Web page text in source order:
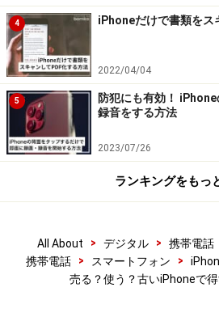
4 iPhoneだけで書類をス
2022/04/04
5
防犯にも有効！
録音をする方法
2023/07/26
ランキングをもっ
All About > デジタル > 携帯電話
携帯電話
> スマートフォン >
売る？使う？古いiPhoneで